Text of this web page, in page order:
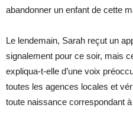
abandonner un enfant de cette
Le lendemain, Sarah reçut un
signalement pour ce soir, mais
expliqua-t-elle d’une voix
toutes les agences locales et
toute naissance correspondant à